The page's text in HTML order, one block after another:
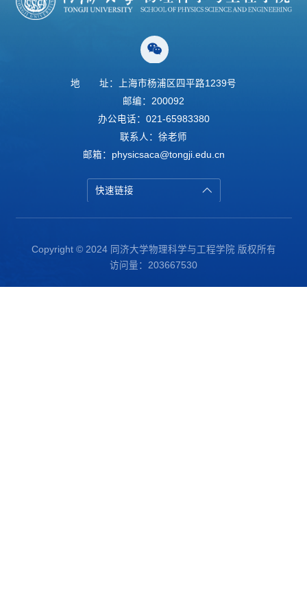
地
址：上海市杨浦区四平路1239号
邮编：200092
办公电话：021-65983380
联系人：徐老师
邮箱：physicsaca@tongji.edu.cn
快速链接
Copyright © 2024 同济大学物理科学与工程学院 版权所有
访问量： 203667530